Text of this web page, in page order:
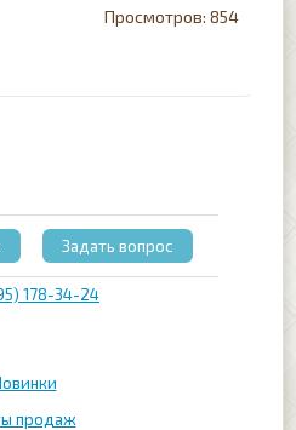
854
продаж
178-34-24
Задать вопрос